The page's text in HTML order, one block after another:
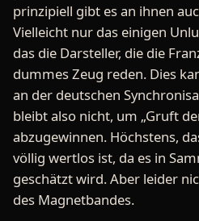
prinzipiell gibt es an ihnen
Vielleicht nur das einigen
das die Darsteller, die die
dummes Zeug reden. Dies
an der deutschen
bleibt also nicht, um „Gruft
abzugewinnen. Höchstens,
völlig wertlos ist, da es in
geschätzt wird. Aber leider
des Magnetbandes.